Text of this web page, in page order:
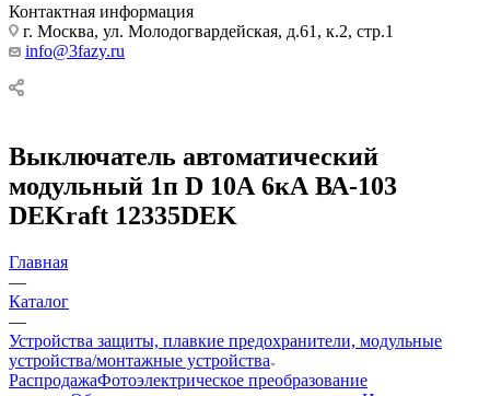
Контактная информация
г. Москва, ул. Молодогвардейская, д.61, к.2, стр.1
info@3fazy.ru
Выключатель автоматический
модульный 1п D 10А 6кА ВА-103
DEKraft 12335DEK
Главная
—
Каталог
—
Устройства защиты, плавкие предохранители, модульные
устройства/монтажные устройства
РаспродажаФотоэлектрическое преобразование